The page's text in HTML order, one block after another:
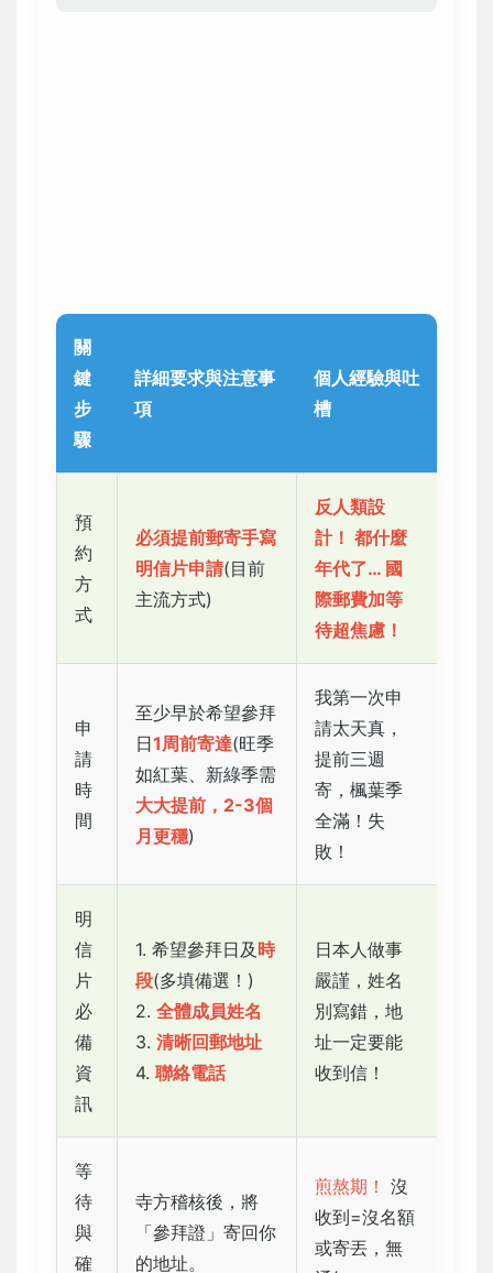
關
鍵
步
驟
詳細要求與注意事
項
個人經驗與吐
槽
預
約
方
式
必須提前郵寄手寫
明信片申請(目前
主流方式)
反人類設
計！ 都什麼
年代了… 國
際郵費加等
待超焦慮！
申
請
時
間
至少早於希望參拜
日1周前寄達(旺季
如紅葉、新綠季需
大大提前，2-3個
月更穩)
我第一次申
請太天真，
提前三週
寄，楓葉季
全滿！失
敗！
明
信
片
必
備
資
訊
1. 希望參拜日及 時
段(多填備選！)
2. 全體成員姓名
3. 清晰回郵地址
4. 聯絡電話
日本人做事
嚴謹，姓名
別寫錯，地
址一定要能
收到信！
等
待
與
確
寺方稽核後，將
「參拜證」寄回你
的地址。
煎熬期！ 沒
收到=沒名額
或寄丟，無